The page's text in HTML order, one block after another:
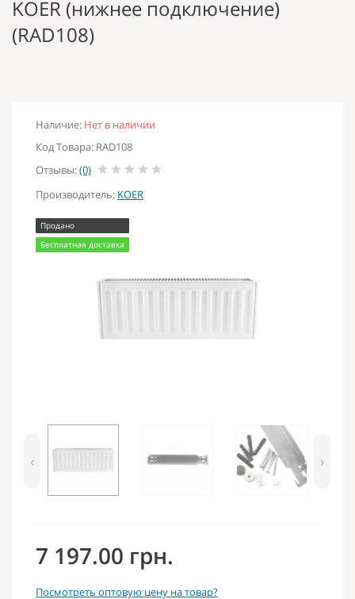
KOER (нижнее подключение)
(RAD108)
Наличие: Нет в наличии
Код Товара: RAD108
Отзывы:(0)
Производитель: KOER
Продано
Бесплатная доставка
‹ ›
7 197.00 грн.
Посмотреть оптовую цену на товар?